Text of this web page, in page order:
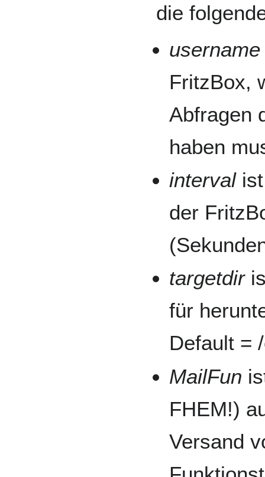
die
username
FritzBox,
Abfragen
haben
intervalist
der
targetdir
für
Default =
MailFun
FHEM!)
Versand